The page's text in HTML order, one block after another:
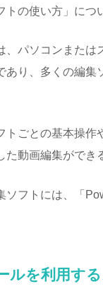
の使い方」につ
、パソコンまたは
あり、多くの編
トごとの基本操
た動画編集ができ
ソフトには、「
ルを利用す